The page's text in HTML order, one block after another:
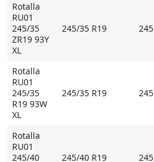
Rotalla
RU01
245/35
ZR19 93Y
XL
245/35 R19 245
Rotalla
RU01
245/35
R19 93W
XL
245/35 R19 245
Rotalla
RU01
245/40
245/40 R19 245